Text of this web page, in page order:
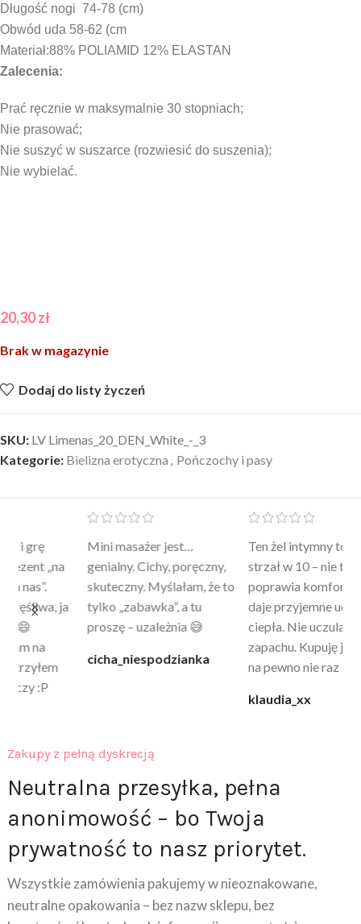
Długość nogi 74-78 (cm)
Obwód uda 58-62 (cm
Materiał:88% POLIAMID 12% ELASTAN
Zalecenia:
Prać ręcznie w maksymalnie 30 stopniach;
Nie prasować;
Nie suszyć w suszarce (rozwiesić do suszenia);
Nie wybielać.
20,30zł
Brak w magazynie
Dodaj do listy życzeń
SKU: LV Limenas_20_DEN_White_-_3
Kategorie: Bielizna erotyczna , Pończochy i pasy
Mini masażer jest…
genialny. Cichy, poręczny,
skuteczny. Myślałam, że to
tylko „zabawka”, a tu
proszę – uzależnia 😅
cicha_niespodzianka
Ten żel intymny to był
strzał w 10 – nie tylko
poprawia komfort, ale też
daje przyjemne uczucie
ciepła. Nie uczula, bez
zapachu. Kupuję już 3 raz i
na pewno nie raz kupie
Zakupy z pełną dyskrecją
Neutralna przesyłka, pełna
anonimowość – bo Twoja
prywatność to nasz priorytet.
Wszystkie zamówienia pakujemy w nieoznakowane,
neutralne opakowania – bez nazw sklepu, bez